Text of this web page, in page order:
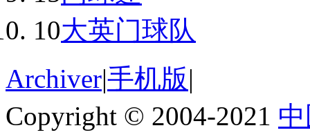
10大英门球队
Archiver|手机版|
Copyright © 2004-2021